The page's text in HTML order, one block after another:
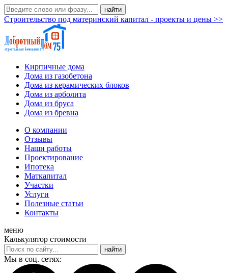
Строительство под материнский капитал - проекты и цены >>
Кирпичные дома
Дома из газобетона
Дома из керамических блоков
Дома из арболита
Дома из бруса
Дома из бревна
О компании
Отзывы
Наши работы
Проектирование
Ипотека
Маткапитал
Участки
Услуги
Полезные статьи
Контакты
меню
Калькулятор стоимости
Мы в соц. сетях: